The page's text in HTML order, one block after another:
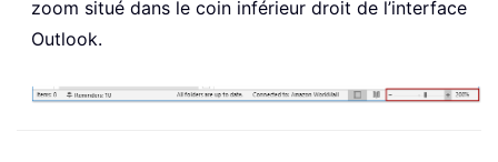
zoom situé dans le coin inférieur droit de l’interface
Outlook.